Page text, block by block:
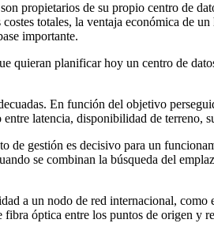
propietarios de su propio centro de
totales, la ventaja económica de
importante.
quieran planificar hoy un centro de
En función del objetivo
latencia, disponibilidad de terreno,
de gestión es decisivo para un
se combinan la búsqueda del
a un nodo de red internacional,
óptica entre los puntos de origen y